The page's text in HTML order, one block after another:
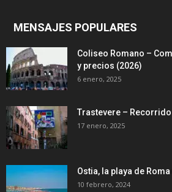
MENSAJES POPULARES
Coliseo Romano –
y precios (2026)
6 enero, 2025
Trastevere –
17 enero, 2025
Ostia, la playa de
10 febrero, 2024